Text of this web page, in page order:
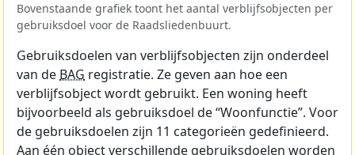
Bovenstaande grafiek toont het aantal verblijfsobjecten per
gebruiksdoel voor de Raadsliedenbuurt.
Gebruiksdoelen van verblijfsobjecten zijn onderdeel
van de BAG registratie. Ze geven aan hoe een
verblijfsobject wordt gebruikt. Een woning heeft
bijvoorbeeld als gebruiksdoel de “Woonfunctie”. Voor
de gebruiksdoelen zijn 11 categorieën gedefinieerd.
Aan één object verschillende gebruiksdoelen worden